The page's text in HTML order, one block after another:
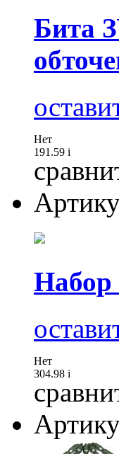
Бита
Нет
191.59 i
Набор
Нет
304.98 i